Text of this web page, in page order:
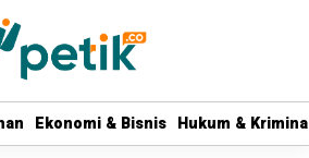
Ekonomi & Bisnis Hukum &
Ekonomi & Bisnis Hukum &